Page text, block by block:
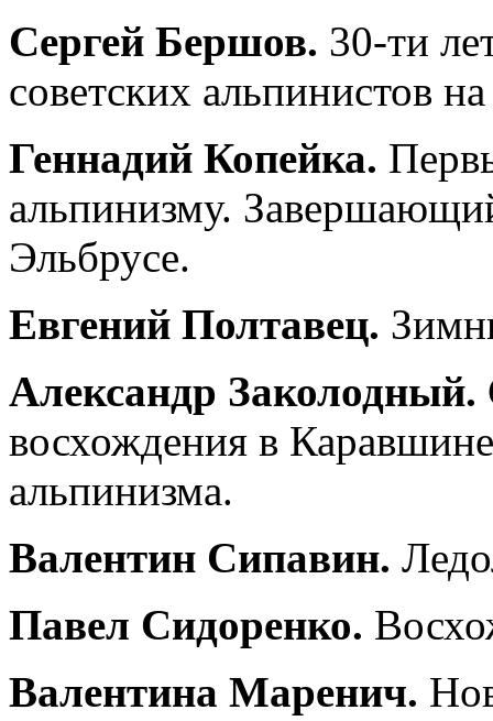
Сергей Бершов. 30-ти
советских альпинистов
Геннадий Копейка.
альпинизму.
Эльбрусе.
Евгений Полтавец.
Александр Заколодный.
восхождения в
альпинизма.
Валентин Сипавин.
Павел Сидоренко.
Валентина Маренич.